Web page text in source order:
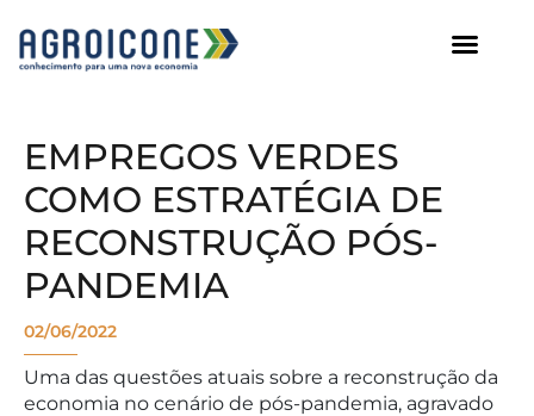
EMPREGOS VERDES
COMO ESTRATÉGIA DE
RECONSTRUÇÃO PÓS-
PANDEMIA
02/06/2022
Uma das questões atuais sobre a reconstrução da
economia no cenário de pós-pandemia, agravado